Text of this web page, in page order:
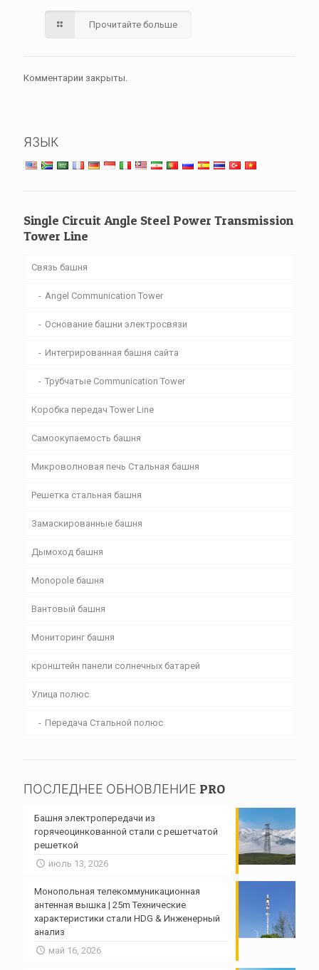
Прочитайте больше
Комментарии закрыты.
ЯЗЫК
Single Circuit Angle Steel Power Transmission
Tower Line
Связь башня
Angel Communication Tower
Основание башни электросвязи
Интегрированная башня сайта
Трубчатые Communication Tower
Коробка передач Tower Line
Самоокупаемость башня
Микроволновая печь Стальная башня
Решетка стальная башня
Замаскированные башня
Дымоход башня
Monopole башня
Вантовый башня
Мониторинг башня
кронштейн панели солнечных батарей
Улица полюс
Передача Стальной полюс
ПОСЛЕДНЕЕ ОБНОВЛЕНИЕ PRO
Башня электропередачи из
горячеоцинкованной стали с решетчатой ​​
решеткой
июль 13, 2026
Монопольная телекоммуникационная
антенная вышка | 25m Технические
характеристики стали HDG & Инженерный
анализ
май 16, 2026